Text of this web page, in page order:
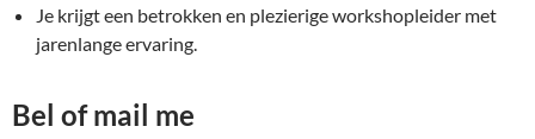
Je krijgt een betrokken en plezierige workshopleider met
jarenlange ervaring.
Bel of mail me